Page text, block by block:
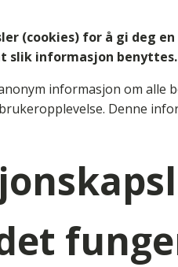
(cookies) for å gi deg
slik informasjon benyttes.
informasjon om alle
Denne